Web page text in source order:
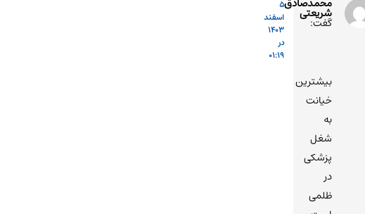
پایه‌گذاریشریعتی
گفت:
5
اسفند
1403
در
01:19
بیشترین
خیانت
به
شغل
پزشکی
در
ظلمی